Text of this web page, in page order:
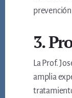
3.
La Prof.
amplia